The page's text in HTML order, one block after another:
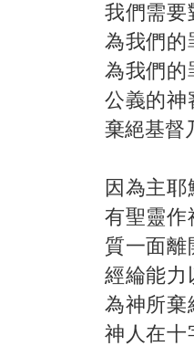
我們需要
為我們的
為我們的
公義的神
棄絕基督
因為主
有聖靈作
質一面離
經綸能力
為神所棄
神人在十